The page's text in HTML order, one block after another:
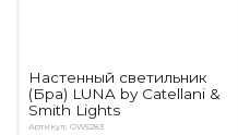
Настенный светильник
(Бра) LUNA by Catellani &
Smith Lights
Артикул: OW5283